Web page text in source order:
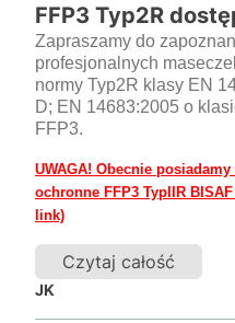
FFP3 Typ2R
Zapraszamy do
profesjonalnych
normy Typ2R klasy EN
D; EN 14683:2005 o
FFP3.
UWAGA! Obecnie
ochronne FFP3 TypIIR
link)
Czytaj całość
JK